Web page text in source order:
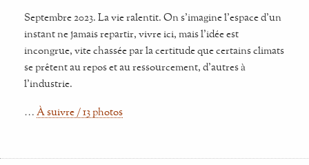
Septembre 2023. La vie ralentit. On s'imagine l'espace d'un
instant ne jamais repartir, vivre ici, mais l'idée est
incongrue, vite chassée par la certitude que certains climats
se prêtent au repos et au ressourcement, d'autres à
l'industrie.
… À suivre / 13 photos